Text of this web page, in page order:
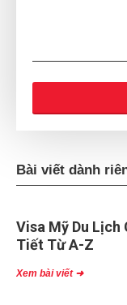
Bài viết dành
Visa Mỹ Du Lịch
Tiết Từ A-Z
Xem bài viết ➜